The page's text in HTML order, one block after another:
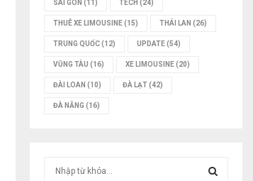
SÀI GÒN (11) TECH (24)
THUÊ XE LIMOUSINE(15) THÁI LAN (26)
TRUNG QUỐC(12) UPDATE(54)
VŨNG TÀU (16) XE LIMOUSINE(20)
ĐÀI LOAN (10) ĐÀ LẠT(42)
ĐÀ NẴNG (16)